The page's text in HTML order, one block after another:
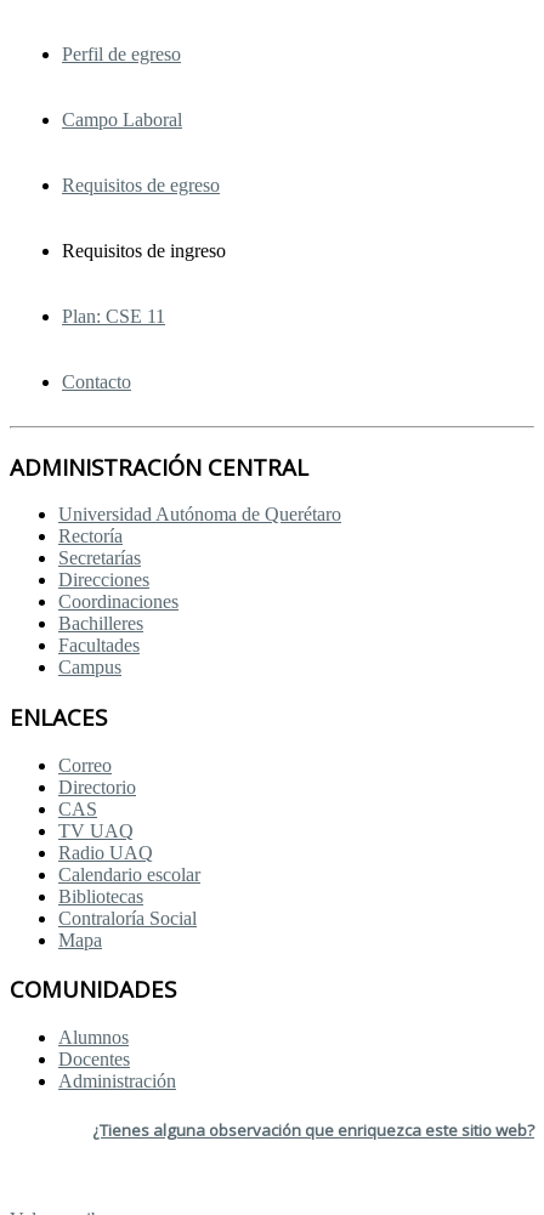
Perfil de egreso
Campo Laboral
Requisitos de egreso
Requisitos de ingreso
Plan: CSE 11
Contacto
ADMINISTRACIÓN CENTRAL
Universidad Autónoma de Querétaro
Rectoría
Secretarías
Direcciones
Coordinaciones
Bachilleres
Facultades
Campus
ENLACES
Correo
Directorio
CAS
TV UAQ
Radio UAQ
Calendario escolar
Bibliotecas
Contraloría Social
Mapa
COMUNIDADES
Alumnos
Docentes
Administración
¿Tienes alguna observación que enriquezca este sitio web?